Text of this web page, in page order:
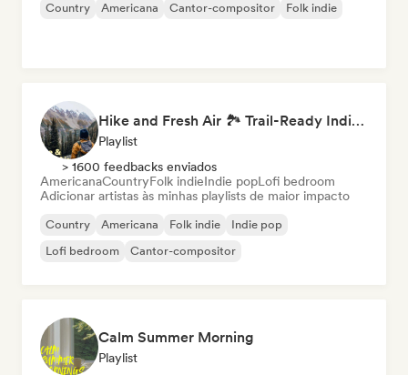
Country Americana Cantor-compositor Folk indie
Hike and Fresh Air 🏞️ Trail-Ready Indie Folk & Acoustic
Playlist
> 1600 feedbacks enviados
AmericanaCountryFolk indieIndie popLofi bedroom
Adicionar artistas às minhas playlists de maior impacto
Country Americana Folk indie
Indie pop
Lofi bedroom
Cantor-compositor
Calm Summer Morning
Playlist